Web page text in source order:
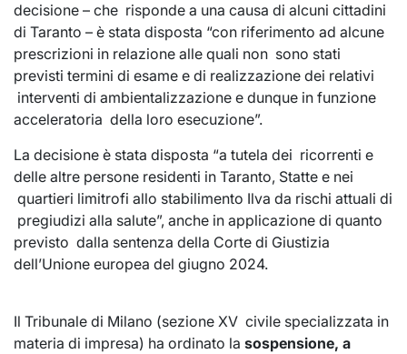
decisione – che risponde a una causa di alcuni cittadini
di Taranto – è stata disposta “con riferimento ad alcune
prescrizioni in relazione alle quali non sono stati
previsti termini di esame e di realizzazione dei relativi
interventi di ambientalizzazione e dunque in funzione
acceleratoria della loro esecuzione”.
La decisione è stata disposta “a tutela dei ricorrenti e
delle altre persone residenti in Taranto, Statte e nei
quartieri limitrofi allo stabilimento Ilva da rischi attuali di
pregiudizi alla salute”, anche in applicazione di quanto
previsto dalla sentenza della Corte di Giustizia
dell’Unione europea del giugno 2024.
Il Tribunale di Milano (sezione XV civile specializzata in
materia di impresa) ha ordinato la sospensione, a